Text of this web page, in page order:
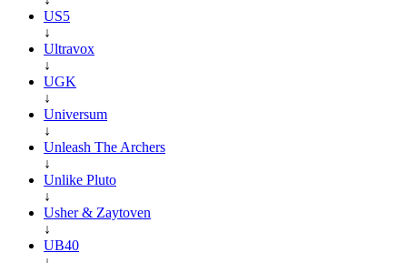
US5
↓
Ultravox
↓
UGK
↓
Universum
↓
Unleash The Archers
↓
Unlike Pluto
↓
Usher & Zaytoven
↓
UB40